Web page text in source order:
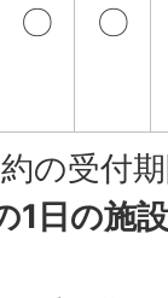
〇 〇
の受付
1日の施